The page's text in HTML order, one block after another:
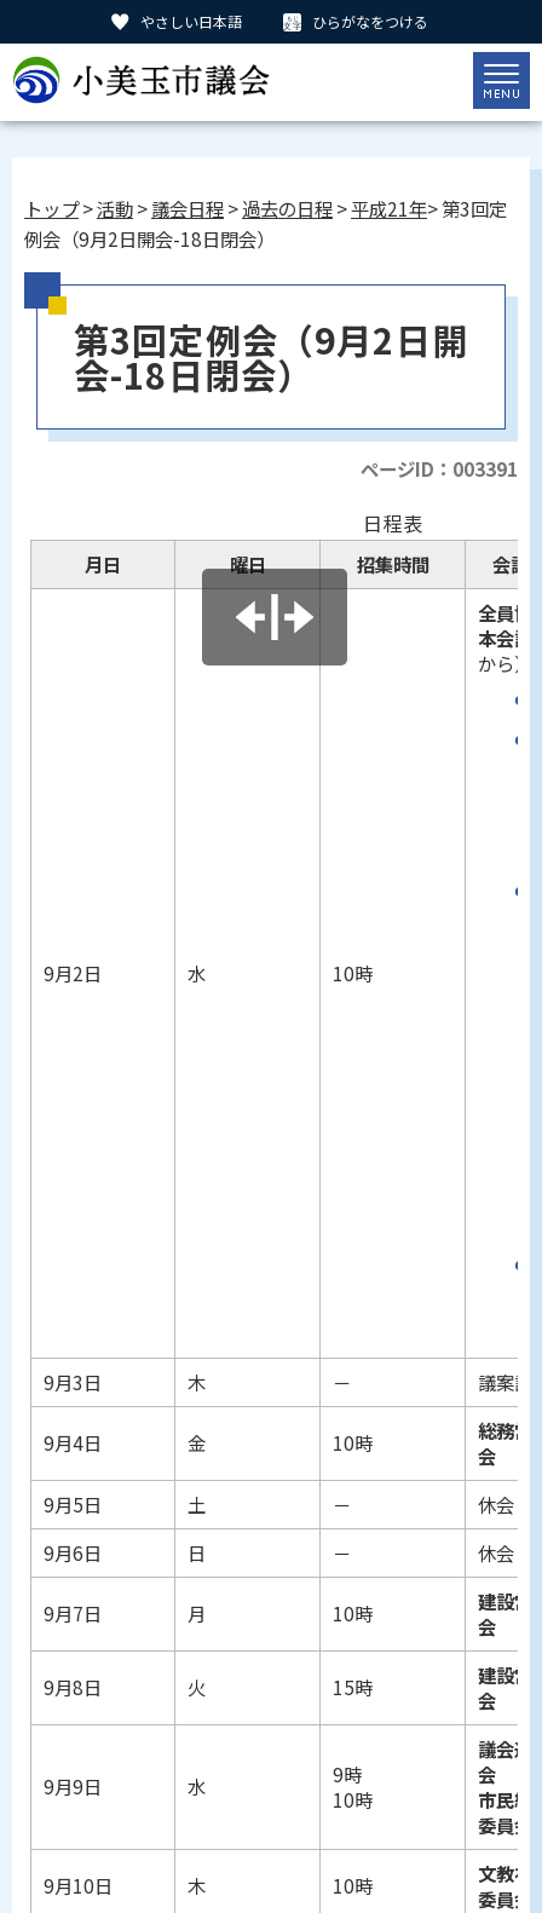
やさしい日本語 ひらがなをつける
トップ>活動>議会日程>過去の日程>平成21年> 第3回定
例会（9月2日開会-18日閉会）
第3回定例会（9月2日開
会-18日閉会）
ページID：003391
日程表
月日 曜日 招集時間 会議
9月2日 水 10時
全員協
本会議
から）
9月3日 木 － 議案調
9月4日 金 10時
総務常
会
9月5日
土 －
休会
9月6日
日 － 休会
9月7日 月 10時
建設常
会
9月8日 火 15時
建設常
会
9月9日 水
9時
10時
議会運
会
市民経
委員会
9月10日 木 10時
文教福
委員会